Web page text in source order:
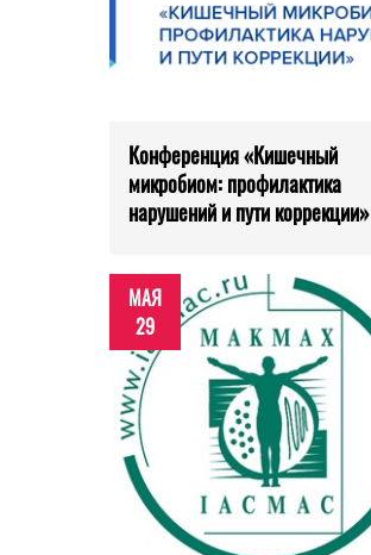
Конференция «Кишечный
микробиом: профилактика
нарушений и пути коррекции»
МАЯ
29